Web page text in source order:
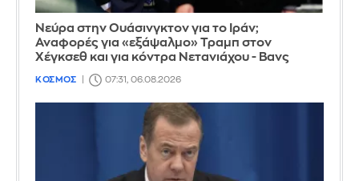
Νεύρα στην Ουάσινγκτον για το Ιράν;
Αναφορές για «εξάψαλμο» Τραμπ στον
Χέγκσεθ και για κόντρα Νετανιάχου - Βανς
ΚΟΣΜΟΣ 07:31, 06.08.2026